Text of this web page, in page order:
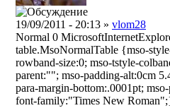
19/09/2011 - 20:13 » vlom28
Normal 0
table.MsoNormalTable {mso-
rowband-size:0; mso-tstyle-
parent:""; mso-padding-alt:0cm
para-margin-bottom:.0001pt;
font-family:"Times New